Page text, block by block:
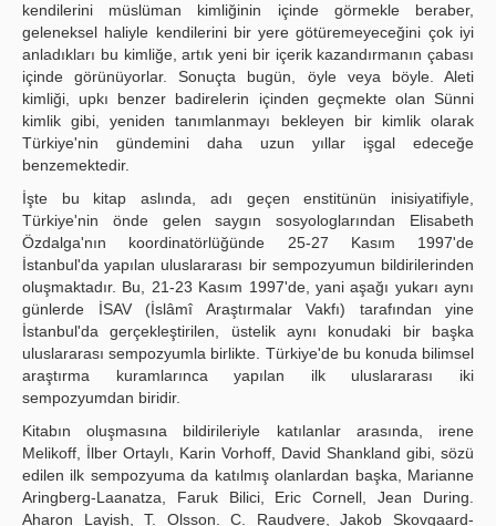
kendilerini müslüman kimliğinin içinde görmekle beraber,
geleneksel haliyle kendilerini bir yere götüremeyeceğini çok iyi
anladıkları bu kimliğe, artık yeni bir içerik kazandırmanın çabası
içinde görünüyorlar. Sonuçta bugün, öyle veya böyle. Aleti
kimliği, upkı benzer badirelerin içinden geçmekte olan Sünni
kimlik gibi, yeniden tanımlanmayı bekleyen bir kimlik olarak
Türkiye'nin gündemini daha uzun yıllar işgal edeceğe
benzemektedir.
İşte bu kitap aslında, adı geçen enstitünün inisiyatifiyle,
Türkiye'nin önde gelen saygın sosyologlarından Elisabeth
Özdalga'nın koordinatörlüğünde 25-27 Kasım 1997'de
İstanbul'da yapılan uluslararası bir sempozyumun bildirilerinden
oluşmaktadır. Bu, 21-23 Kasım 1997'de, yani aşağı yukarı aynı
günlerde İSAV (İslâmî Araştırmalar Vakfı) tarafından yine
İstanbul'da gerçekleştirilen, üstelik aynı konudaki bir başka
uluslararası sempozyumla birlikte. Türkiye'de bu konuda bilimsel
araştırma kuramlarınca yapılan ilk uluslararası iki
sempozyumdan biridir.
Kitabın oluşmasına bildirileriyle katılanlar arasında, irene
Melikoff, İlber Ortaylı, Karin Vorhoff, David Shankland gibi, sözü
edilen ilk sempozyuma da katılmış olanlardan başka, Marianne
Aringberg-Laanatza, Faruk Bilici, Eric Cornell, Jean During.
Aharon Layish, T. Olsson. C. Raudvere, Jakob Skovgaard-